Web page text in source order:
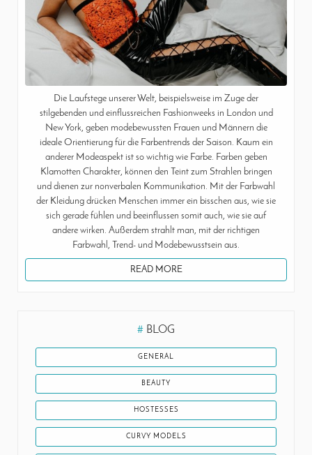
Die Laufstege unserer Welt, beispielsweise im Zuge der
stilgebenden und einflussreichen Fashionweeks in London und
New York, geben modebewussten Frauen und Männern die
ideale Orientierung für die Farbentrends der Saison. Kaum ein
anderer Modeaspekt ist so wichtig wie Farbe. Farben geben
Klamotten Charakter, können den Teint zum Strahlen bringen
und dienen zur nonverbalen Kommunikation. Mit der Farbwahl
der Kleidung drücken Menschen immer ein bisschen aus, wie sie
sich gerade fühlen und beeinflussen somit auch, wie sie auf
andere wirken. Außerdem strahlt man, mit der richtigen
Farbwahl, Trend- und Modebewusstsein aus.
READ MORE
# BLOG
GENERAL
BEAUTY
HOSTESSES
CURVY MODELS